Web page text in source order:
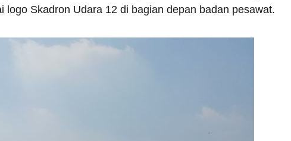
logo Skadron Udara 12 di bagian depan badan pesawat.